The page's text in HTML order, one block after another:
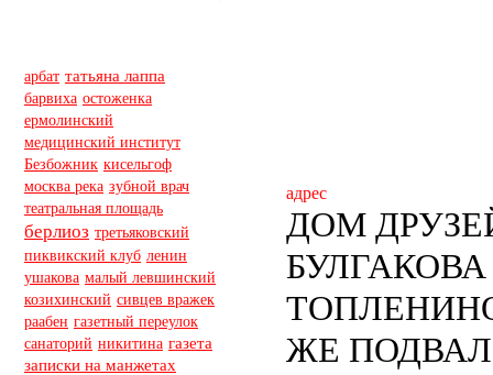
арбат татьяна лаппа
барвиха остоженка
ермолинский
медицинский институт
Безбожник кисельгоф
москва река зубной врач
театральная площадь
берлиоз третьяковский
пиквикский клуб ленин
ушакова малый левшинский
козихинский сивцев вражек
раабен газетный переулок
санаторий никитина газета
записки на манжетах
адрес
ДОМ
БУЛГАКОВА
ЖЕ